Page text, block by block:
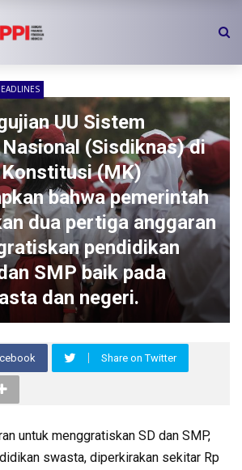
UU Sistem
(Sisdiknas) di
(MK)
bahwa pemerintah
dua pertiga anggaran
pendidikan
SMP baik pada
dan negeri.
Share on Twitter
untuk menggratiskan SD dan SMP,
swasta, diperkirakan sekitar Rp